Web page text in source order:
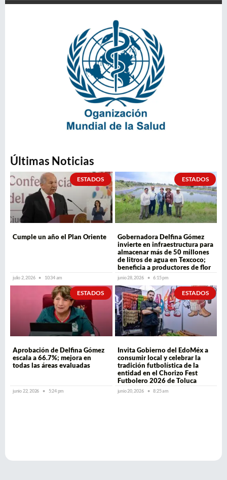
Últimas Noticias
ESTADOS
Cumple un año el Plan Oriente
julio 2, 2026 10:34 am
ESTADOS
Gobernadora Delfina Gómez
invierte en infraestructura para
almacenar más de 50 millones
de litros de agua en Texcoco;
beneficia a productores de flor
junio 28, 2026 6:15 pm
ESTADOS
Aprobación de Delfina Gómez
escala a 66.7%; mejora en
todas las áreas evaluadas
junio 22, 2026 5:24 pm
ESTADOS
Invita Gobierno del EdoMéx a
consumir local y celebrar la
tradición futbolística de la
entidad en el Chorizo Fest
Futbolero 2026 de Toluca
junio 20, 2026 8:25 am